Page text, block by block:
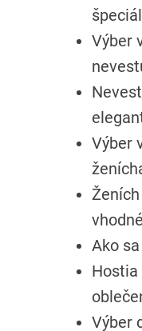
Výber
Výber
Ako
Výber